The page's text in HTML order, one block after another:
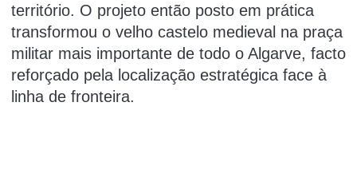
território. O projeto então posto em prática
transformou o velho castelo medieval na praça
militar mais importante de todo o Algarve, facto
reforçado pela localização estratégica face à
linha de fronteira.